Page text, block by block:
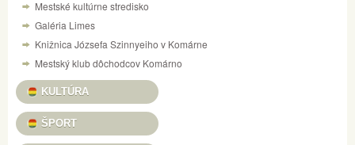
Mestské kultúrne stredisko
Galéria Limes
Knižnica Józsefa Szinnyeiho v Komárne
Mestský klub dôchodcov Komárno
KULTÚRA
ŠPORT